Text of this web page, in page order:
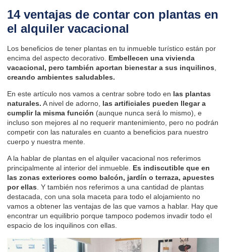
14 ventajas de contar con plantas en
el alquiler vacacional
Los beneficios de tener plantas en tu inmueble turístico están por
encima del aspecto decorativo. Embellecen una vivienda
vacacional, pero también aportan bienestar a sus inquilinos
creando ambientes saludables.
En este artículo nos vamos a centrar sobre todo en las plantas
naturales. A nivel de adorno, las artificiales pueden llegar a
cumplir la misma función (aunque nunca será lo mismo), e
incluso son mejores al no requerir mantenimiento, pero no podrán
competir con las naturales en cuanto a beneficios para nuestro
cuerpo y nuestra mente.
A la hablar de plantas en el alquiler vacacional nos referimos
principalmente al interior del inmueble. Es indiscutible que en
las zonas exteriores como balcón, jardín o terraza, apuestes
por ellas. Y también nos referimos a una cantidad de plantas
destacada, con una sola maceta para todo el alojamiento no
vamos a obtener las ventajas de las que vamos a hablar. Hay que
encontrar un equilibrio porque tampoco podemos invadir todo el
espacio de los inquilinos con ellas.